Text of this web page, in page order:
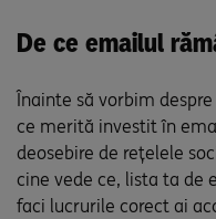
De ce emailul
Înainte să vorbim
ce merită investit în
deosebire de rețelele
cine vede ce, lista ta de
faci lucrurile corect ai